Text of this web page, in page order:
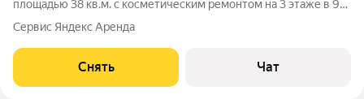
площадью 38 кв.м. с косметическим ремонтом на 3 этаже в 9-
этажном доме на срок от 11 месяцев. Из техники есть:
Телевизор Духовой шкаф Стиральная машина Холодильник
Посудомоечная машина
Сервис Яндекс Аренда
Снять Чат